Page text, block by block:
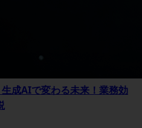
生成AIで変わる未来！業務効